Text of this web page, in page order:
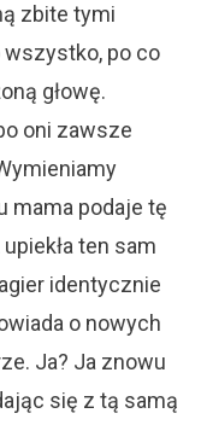
zbite tymi
po co
głowę.
oni zawsze
mama podaje tę
ten sam
identycznie
o nowych
Ja? Ja znowu
się z tą samą